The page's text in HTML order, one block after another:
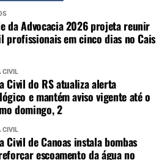
da Advocacia 2026 projeta reunir
profissionais em cinco dias no Cais
CIVIL
Civil do RS atualiza alerta
e mantém aviso vigente até o
domingo, 2
CIVIL
Civil de Canoas instala bombas
escoamento da água no